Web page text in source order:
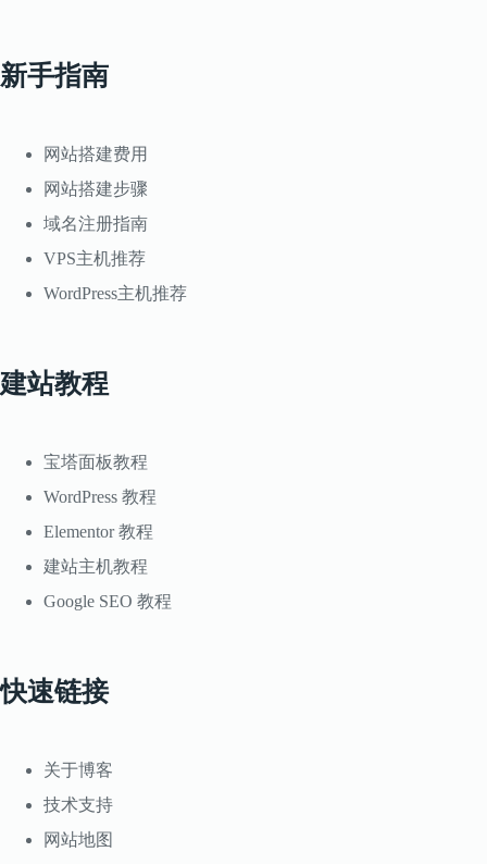
新手指南
网站搭建费用
网站搭建步骤
域名注册指南
VPS主机推荐
WordPress主机推荐
建站教程
宝塔面板教程
WordPress 教程
Elementor 教程
建站主机教程
Google SEO 教程
快速链接
关于博客
技术支持
网站地图